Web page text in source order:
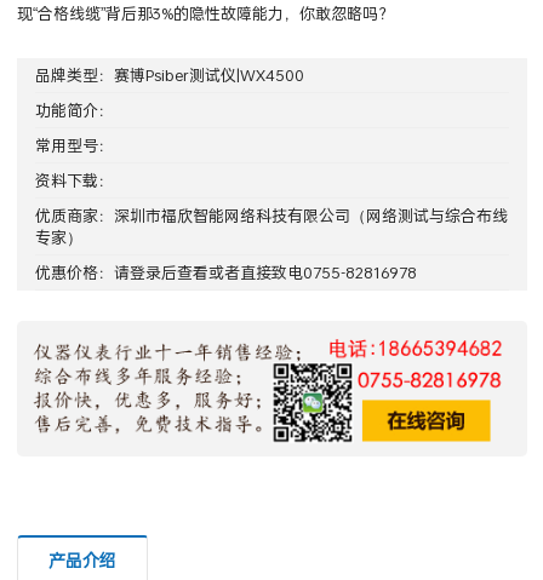
现“合格线缆”背后那3%的隐性故障能力，你敢忽略吗？
品牌类型： 赛博Psiber测试仪|WX4500
功能简介：
常用型号：
资料下载：
优质商家： 深圳市福欣智能网络科技有限公司 （网络测试与综合布线
专家）
优惠价格：请登录后查看或者直接致电0755-82816978
产品介绍